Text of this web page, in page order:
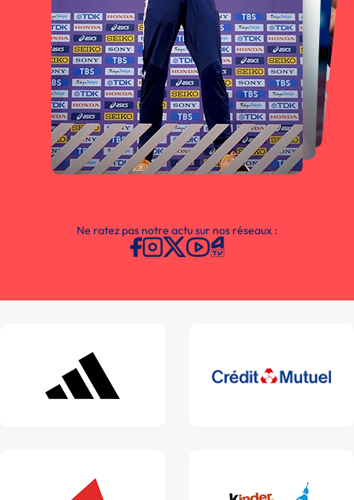
Ne ratez pas notre actu sur nos réseaux :